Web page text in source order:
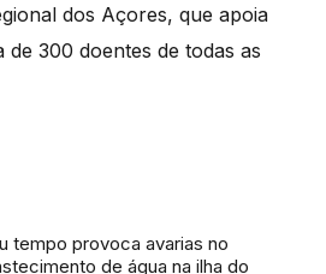
dos Açores, que apoia
300 doentes de todas as
tempo provoca avarias no
de água na ilha do